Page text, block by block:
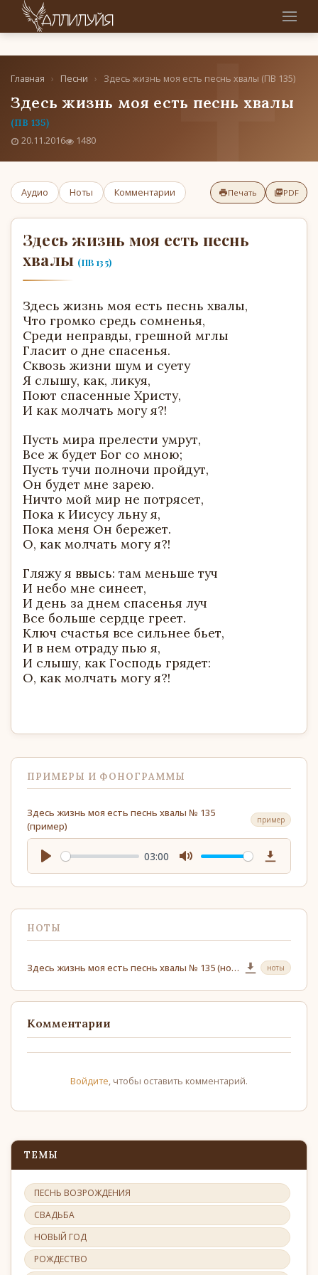
Главная › Песни › Здесь жизнь моя есть песнь хвалы (ПВ 135)
Здесь жизнь моя есть песнь хвалы
(ПВ 135)
20.11.2016 1480
Аудио Ноты Комментарии Печать PDF
Здесь жизнь моя есть песнь
хвалы (ПВ 135)
Здесь жизнь моя есть песнь хвалы,
Что громко средь сомненья,
Среди неправды, грешной мглы
Гласит о дне спасенья.
Сквозь жизни шум и суету
Я слышу, как, ликуя,
Поют спасенные Христу,
И как молчать могу я?!
Пусть мира прелести умрут,
Все ж будет Бог со мною;
Пусть тучи полночи пройдут,
Он будет мне зарею.
Ничто мой мир не потрясет,
Пока к Иисусу льну я,
Пока меня Он бережет.
О, как молчать могу я?!
Гляжу я ввысь: там меньше туч
И небо мне синеет,
И день за днем спасенья луч
Все больше сердце греет.
Ключ счастья все сильнее бьет,
И в нем отраду пью я,
И слышу, как Господь грядет:
О, как молчать могу я?!
ПРИМЕРЫ И ФОНОГРАММЫ
Здесь жизнь моя есть песнь хвалы № 135
(пример)
пример
03:00
Download
НОТЫ
Здесь жизнь моя есть песнь хвалы № 135 (ноты) ноты
Комментарии
Войдите, чтобы оставить комментарий.
ТЕМЫ
ПЕСНЬ ВОЗРОЖДЕНИЯ
СВАДЬБА
НОВЫЙ ГОД
РОЖДЕСТВО